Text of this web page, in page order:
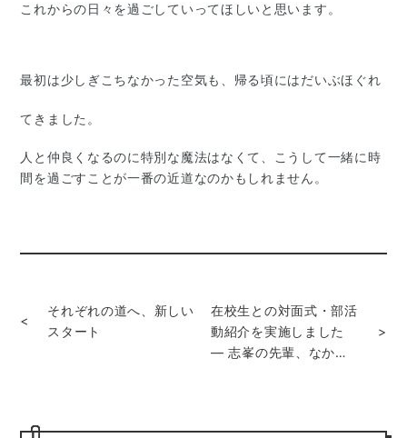
これからの日々を過ごしていってほしいと思います。
最初は少しぎこちなかった空気も、帰る頃にはだいぶほぐれ
てきました。
人と仲良くなるのに特別な魔法はなくて、こうして一緒に時
間を過ごすことが一番の近道なのかもしれません。
<
それぞれの道へ、新しい
スタート
在校生との対面式・部活
動紹介を実施しました
― 志峯の先輩、なかな
>